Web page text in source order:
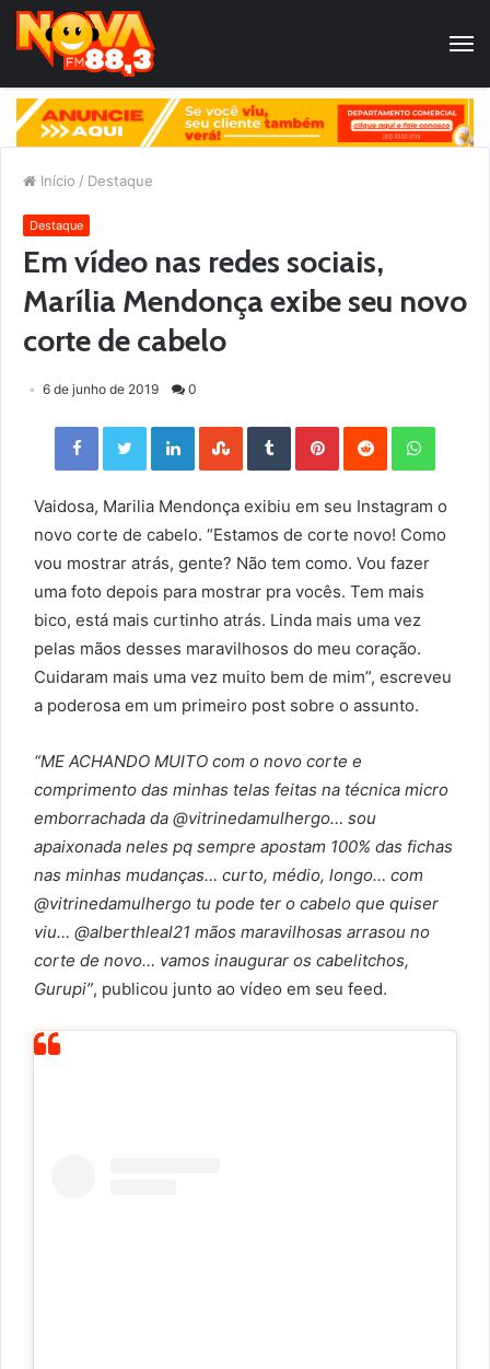
Início / Destaque
Destaque
Em vídeo nas redes sociais,
Marília Mendonça exibe seu novo
corte de cabelo
6 de junho de 2019 0
Facebook Twitter LinkedIn StumbleUpon Tumblr Pinterest Reddit
Vaidosa, Marilia Mendonça exibiu em seu Instagram o
novo corte de cabelo. “Estamos de corte novo! Como
vou mostrar atrás, gente? Não tem como. Vou fazer
uma foto depois para mostrar pra vocês. Tem mais
bico, está mais curtinho atrás. Linda mais uma vez
pelas mãos desses maravilhosos do meu coração.
Cuidaram mais uma vez muito bem de mim”, escreveu
a poderosa em um primeiro post sobre o assunto.
“ME ACHANDO MUITO com o novo corte e
comprimento das minhas telas feitas na técnica micro
emborrachada da @vitrinedamulhergo… sou
apaixonada neles pq sempre apostam 100% das fichas
nas minhas mudanças… curto, médio, longo… com
@vitrinedamulhergo tu pode ter o cabelo que quiser
viu… @alberthleal21 mãos maravilhosas arrasou no
corte de novo… vamos inaugurar os cabelitchos,
Gurupi”, publicou junto ao vídeo em seu feed.